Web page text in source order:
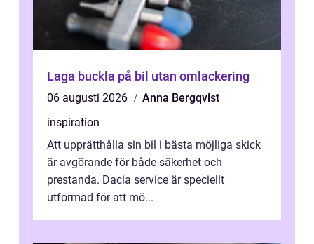
Laga buckla på bil utan omlackering
06 augusti 2026
Anna Bergqvist
inspiration
Att upprätthålla sin bil i bästa möjliga skick
är avgörande för både säkerhet och
prestanda. Dacia service är speciellt
utformad för att mö...